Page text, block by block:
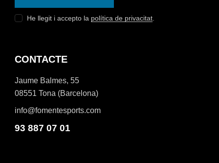
He llegit i accepto la política de privacitat
CONTACTE
Jaume Balmes, 55
08551 Tona (Barcelona)
info@fomentesports.com
93 887 07 01